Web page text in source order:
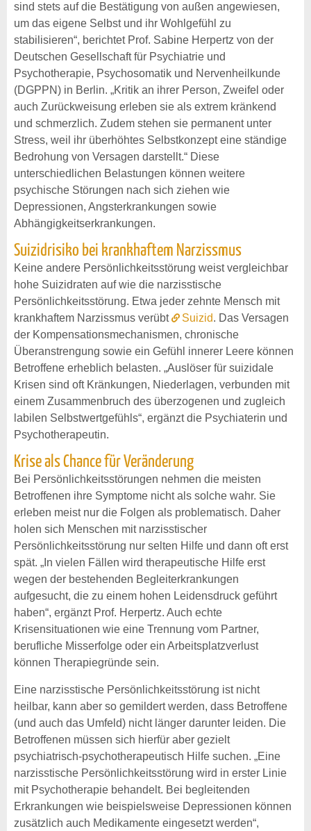
sind stets auf die Bestätigung von außen angewiesen,
um das eigene Selbst und ihr Wohlgefühl zu
stabilisieren“, berichtet Prof. Sabine Herpertz von der
Deutschen Gesellschaft für Psychiatrie und
Psychotherapie, Psychosomatik und Nervenheilkunde
(DGPPN) in Berlin. „Kritik an ihrer Person, Zweifel oder
auch Zurückweisung erleben sie als extrem kränkend
und schmerzlich. Zudem stehen sie permanent unter
Stress, weil ihr überhöhtes Selbstkonzept eine ständige
Bedrohung von Versagen darstellt.“ Diese
unterschiedlichen Belastungen können weitere
psychische Störungen nach sich ziehen wie
Depressionen, Angsterkrankungen sowie
Abhängigkeitserkrankungen.
Suizidrisiko bei krankhaftem Narzissmus
Keine andere Persönlichkeitsstörung weist vergleichbar
hohe Suizidraten auf wie die narzisstische
Persönlichkeitsstörung. Etwa jeder zehnte Mensch mit
krankhaftem Narzissmus verübt
Suizid. Das Versagen
der Kompensationsmechanismen, chronische
Überanstrengung sowie ein Gefühl innerer Leere können
Betroffene erheblich belasten. „Auslöser für suizidale
Krisen sind oft Kränkungen, Niederlagen, verbunden mit
einem Zusammenbruch des überzogenen und zugleich
labilen Selbstwertgefühls“, ergänzt die Psychiaterin und
Psychotherapeutin.
Krise als Chance für Veränderung
Bei Persönlichkeitsstörungen nehmen die meisten
Betroffenen ihre Symptome nicht als solche wahr. Sie
erleben meist nur die Folgen als problematisch. Daher
holen sich Menschen mit narzisstischer
Persönlichkeitsstörung nur selten Hilfe und dann oft erst
spät. „In vielen Fällen wird therapeutische Hilfe erst
wegen der bestehenden Begleiterkrankungen
aufgesucht, die zu einem hohen Leidensdruck geführt
haben“, ergänzt Prof. Herpertz. Auch echte
Krisensituationen wie eine Trennung vom Partner,
berufliche Misserfolge oder ein Arbeitsplatzverlust
können Therapiegründe sein.
Eine narzisstische Persönlichkeitsstörung ist nicht
heilbar, kann aber so gemildert werden, dass Betroffene
(und auch das Umfeld) nicht länger darunter leiden. Die
Betroffenen müssen sich hierfür aber gezielt
psychiatrisch-psychotherapeutisch Hilfe suchen. „Eine
narzisstische Persönlichkeitsstörung wird in erster Linie
mit Psychotherapie behandelt. Bei begleitenden
Erkrankungen wie beispielsweise Depressionen können
zusätzlich auch Medikamente eingesetzt werden“,